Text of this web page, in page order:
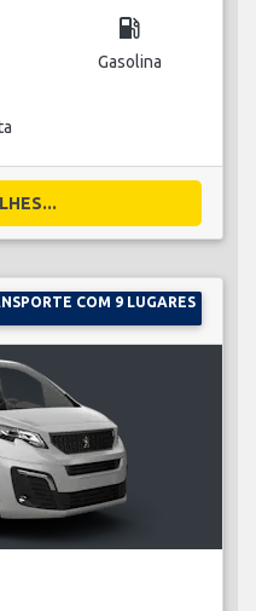
local_gas_station
Gasolina
COM 9 LUGARES